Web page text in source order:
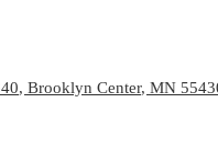
Brooklyn Center, MN